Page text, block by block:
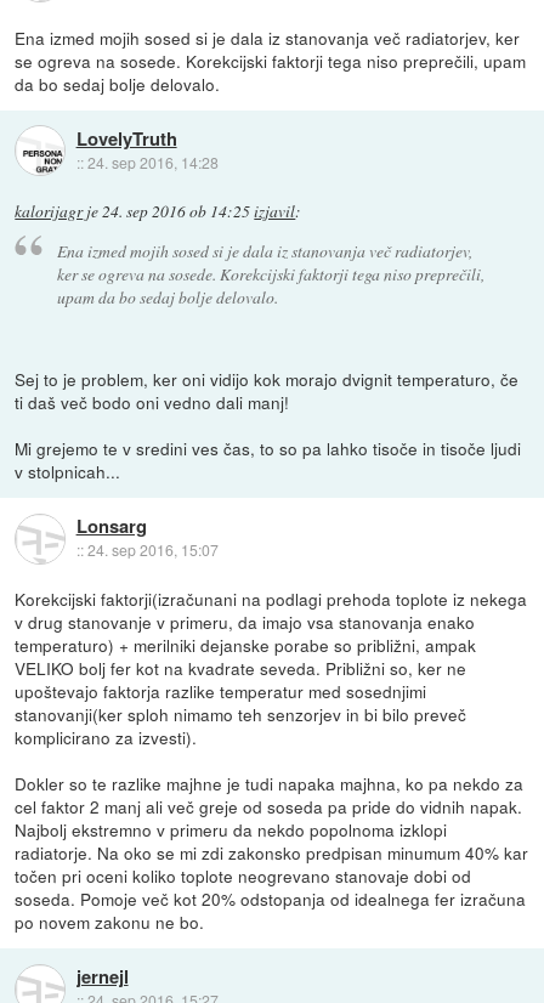
Ena izmed mojih sosed si je dala iz stanovanja več radiatorjev, ker
se ogreva na sosede. Korekcijski faktorji tega niso preprečili, upam
da bo sedaj bolje delovalo.
LovelyTruth
::24. sep 2016, 14:28
kalorijagrje 24. sep 2016 ob 14:25izjavil:
Ena izmed mojih sosed si je dala iz stanovanja več radiatorjev,
ker se ogreva na sosede. Korekcijski faktorji tega niso preprečili,
upam da bo sedaj bolje delovalo.
Sej to je problem, ker oni vidijo kok morajo dvignit temperaturo, če
ti daš več bodo oni vedno dali manj!
Mi grejemo te v sredini ves čas, to so pa lahko tisoče in tisoče ljudi
v stolpnicah...
Lonsarg
::24. sep 2016, 15:07
Korekcijski faktorji(izračunani na podlagi prehoda toplote iz nekega
v drug stanovanje v primeru, da imajo vsa stanovanja enako
temperaturo) + merilniki dejanske porabe so približni, ampak
VELIKO bolj fer kot na kvadrate seveda. Približni so, ker ne
upoštevajo faktorja razlike temperatur med sosednjimi
stanovanji(ker sploh nimamo teh senzorjev in bi bilo preveč
komplicirano za izvesti).
Dokler so te razlike majhne je tudi napaka majhna, ko pa nekdo za
cel faktor 2 manj ali več greje od soseda pa pride do vidnih napak.
Najbolj ekstremno v primeru da nekdo popolnoma izklopi
radiatorje. Na oko se mi zdi zakonsko predpisan minumum 40% kar
točen pri oceni koliko toplote neogrevano stanovaje dobi od
soseda. Pomoje več kot 20% odstopanja od idealnega fer izračuna
po novem zakonu ne bo.
jernejl